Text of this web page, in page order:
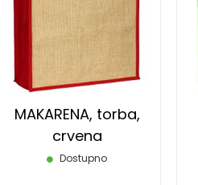
MAKARENA, torba,
crvena
Dostupno